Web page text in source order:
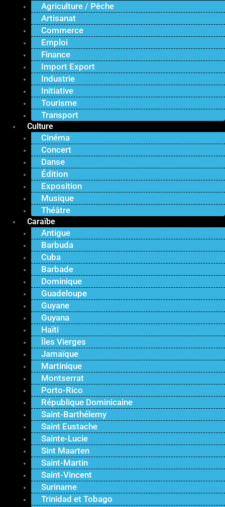
Agriculture / Pêche
Artisanat
Commerce
Emploi
Finance
Import Export
Industrie
Initiative
Tourisme
Transport
Culture
Cinéma
Concert
Danse
Édition
Exposition
Musique
Théâtre
Caraïbe
Antigue
Barbuda
Cuba
Barbade
Dominique
Guadeloupe
Guyane
Guyana
Haïti
Îles Vierges
Jamaïque
Martinique
Montserrat
Porto-Rico
République Dominicaine
Saint-Barthélemy
Saint Eustache
Sainte-Lucie
Sint Maarten
Saint-Martin
Saint-Vincent
Suriname
Trinidad et Tobago